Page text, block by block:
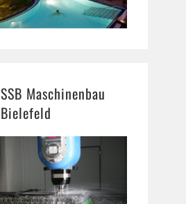
SSB Maschinenbau
Bielefeld